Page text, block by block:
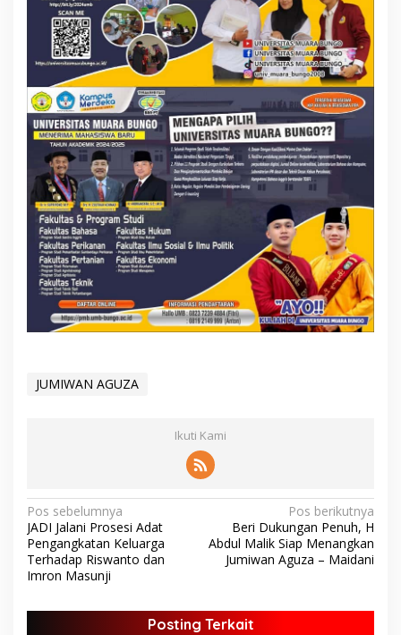
JUMIWAN AGUZA
Ikuti Kami
N
a
v
g
Pos sebelumnya
JADI Jalani Prosesi Adat
Pengangkatan Keluarga
Terhadap Riswanto dan
Imron Masunji
Pos berikutnya
Beri Dukungan Penuh, H
Abdul Malik Siap Menangkan
Jumiwan Aguza – Maidani
Posting Terkait